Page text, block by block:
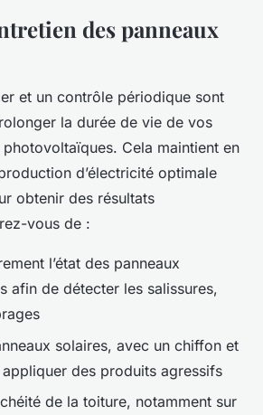
des panneaux
et un contrôle périodique sont
la durée de vie de vos
Cela maintient en
d’électricité optimale
obtenir des résultats
vous de :
l’état des panneaux
afin de détecter les salissures,
solaires, avec un chiffon et
appliquer des produits agressifs
de la toiture, notamment sur